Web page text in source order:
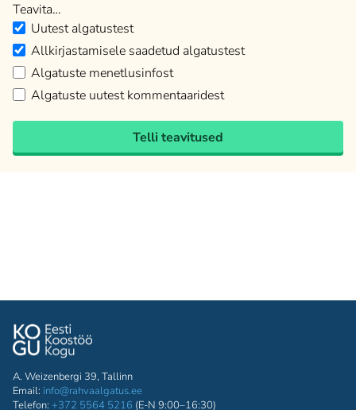
Teavita…
Uutest algatustest
Allkirjastamisele saadetud algatustest
Algatuste menetlusinfost
Algatuste uutest kommentaaridest
Telli teavitused
A. Weizenbergi 39, Tallinn
Email: info@rahvaalgatus.ee
Telefon: +372 5564 5216 (E-N 9:00–16:30)